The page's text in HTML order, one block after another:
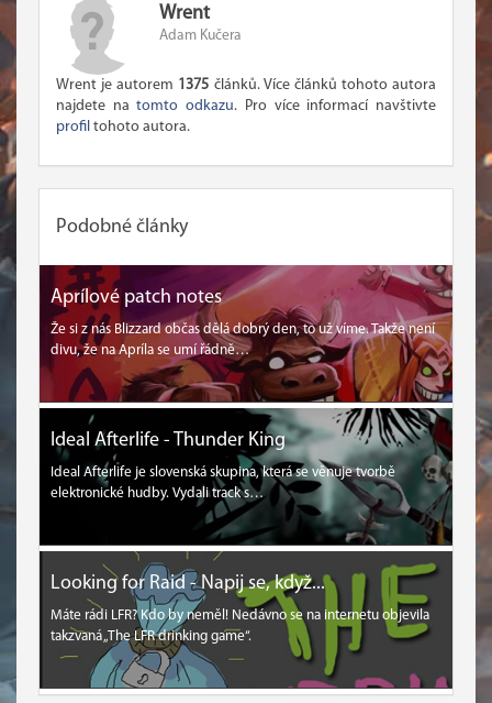
Wrent
Adam Kučera
Wrent je autorem 1375 článků. Více článků tohoto autora
najdete natomto odkazu. Pro více informací navštivte
profil tohoto autora.
Podobné články
Aprílové patch notes
Že si z nás Blizzard občas dělá dobrý den, to už víme. Takže není
divu, že na Apríla se umí řádně…
Ideal Afterlife - Thunder King
Ideal Afterlife je slovenská skupina, která se věnuje tvorbě
elektronické hudby. Vydali track s…
Looking for Raid - Napij se, když...
Máte rádi LFR? Kdo by neměl! Nedávno se na internetu objevila
takzvaná „The LFR drinking game“.